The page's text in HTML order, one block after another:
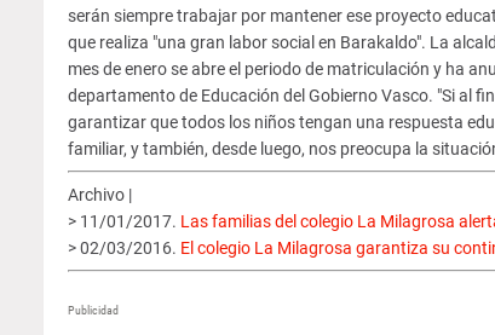
serán siempre trabajar por mantener ese proyecto
que realiza "una gran labor social en Barakaldo". La
mes de enero se abre el periodo de matriculación y ha
departamento de Educación del Gobierno Vasco. "Si al
garantizar que todos los niños tengan una respuesta
familiar, y también, desde luego, nos preocupa la
Archivo |
> 11/01/2017. Las familias del colegio La Milagrosa
> 02/03/2016. El colegio La Milagrosa garantiza su
Publicidad